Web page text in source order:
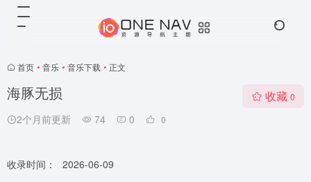
首页 • 音乐 • 音乐下载 • 正文
海豚无损
2个月前更新 74 0 0
收藏 0
收录时间： 2026-06-09